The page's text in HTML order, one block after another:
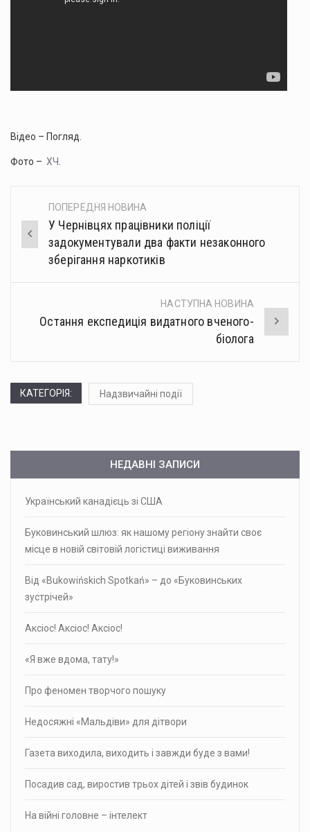
Відео – Погляд.
Фото – ХЧ
Post
navigation
ПОПЕРЕДНЯ НОВИНА
У Чернівцях працівники поліції
задокументували два факти незаконного
зберігання наркотиків
НАСТУПНА НОВИНА
Остання експедиція видатного вченого-
біолога
КАТЕГОРІЯ: Надзвичайні події
НЕДАВНІ ЗАПИСИ
Український канадієць зі США
Буковинський шлюз: як нашому регіону знайти своє
місце в новій світовій логістиці виживання
Від «Bukowińskich Spotkań» – до «Буковинських
зустрічей»
Аксіос! Аксіос! Аксіос!
«Я вже вдома, тату!»
Про фено­мен твор­чого пошуку
Недосяжні «Мальдіви» для дітвори
Газета виходила, виходить і завжди буде з вами!
Посадив сад, виростив трьох дітей і звів будинок
На війні головне – інтелект